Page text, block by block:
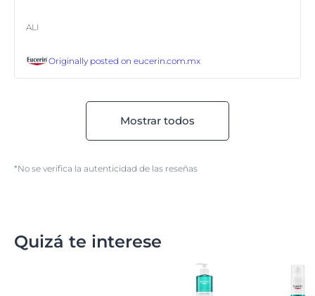
ALI
Originally posted on eucerin.com.mx
Mostrar todos
*No se verifica la autenticidad de las reseñas
Quizá te interese